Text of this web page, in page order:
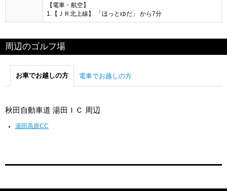
【電車・航空】
1.【ＪＲ北上線】 「ほっとゆだ」 から7分
周辺のゴルフ場
お車でお越しの方 電車でお越しの方
秋田自動車道 湯田ＩＣ 周辺
湯田高原CC